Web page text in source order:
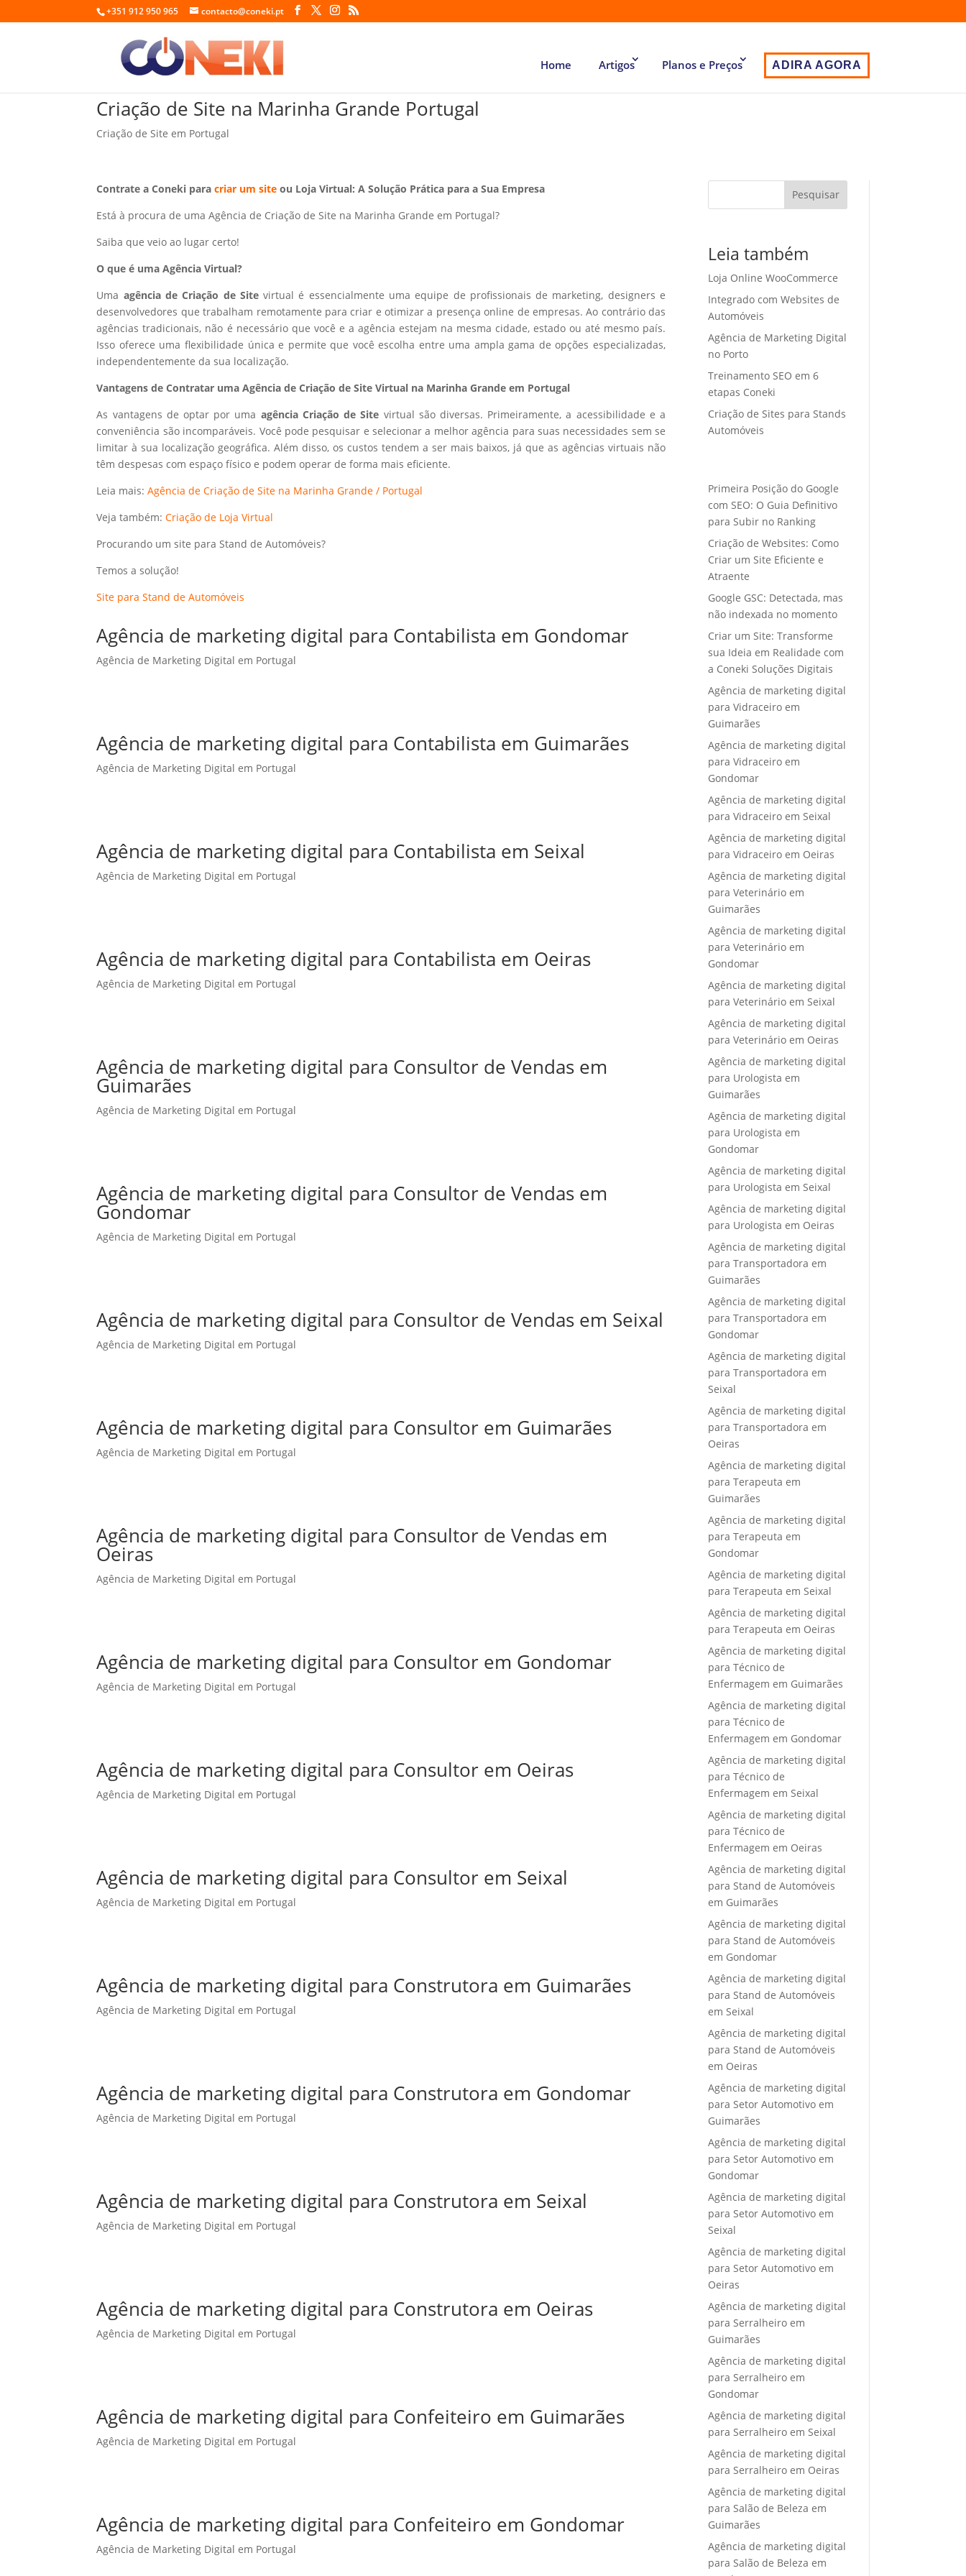
+351 912 950 965 contacto@coneki.pt
Home Artigos Planos e Preços ADIRA AGORA
Criação de Site na Marinha Grande Portugal
Criação de Site em Portugal
Contrate a Coneki paracriar um site ou Loja Virtual: A Solução Prática para a Sua Empresa
Está à procura de uma Agência de Criação de Site na Marinha Grande em Portugal?
Saiba que veio ao lugar certo!
O que é uma Agência Virtual?
Uma agência de Criação de Sitevirtual é essencialmente uma equipe de profissionais de marketing, designers e
desenvolvedores que trabalham remotamente para criar e otimizar a presença online de empresas. Ao contrário das
agências tradicionais, não é necessário que você e a agência estejam na mesma cidade, estado ou até mesmo país.
Isso oferece uma flexibilidade única e permite que você escolha entre uma ampla gama de opções especializadas,
independentemente da sua localização.
Vantagens de Contratar uma Agência de Criação de Site Virtual na Marinha Grande em Portugal
As vantagens de optar por uma agência Criação de Site virtual são diversas. Primeiramente, a acessibilidade e a
conveniência são incomparáveis. Você pode pesquisar e selecionar a melhor agência para suas necessidades sem se
limitar à sua localização geográfica. Além disso, os custos tendem a ser mais baixos, já que as agências virtuais não
têm despesas com espaço físico e podem operar de forma mais eficiente.
Leia mais:Agência de Criação de Site na Marinha Grande / Portugal
Veja também:Criação de Loja Virtual
Procurando um site para Stand de Automóveis?
Temos a solução!
Site para Stand de Automóveis
Agência de marketing digital para Contabilista em Gondomar
Agência de Marketing Digital em Portugal
Agência de marketing digital para Contabilista em Guimarães
Agência de Marketing Digital em Portugal
Agência de marketing digital para Contabilista em Seixal
Agência de Marketing Digital em Portugal
Agência de marketing digital para Contabilista em Oeiras
Agência de Marketing Digital em Portugal
Agência de marketing digital para Consultor de Vendas em
Guimarães
Agência de Marketing Digital em Portugal
Agência de marketing digital para Consultor de Vendas em
Gondomar
Agência de Marketing Digital em Portugal
Agência de marketing digital para Consultor de Vendas em Seixal
Agência de Marketing Digital em Portugal
Agência de marketing digital para Consultor em Guimarães
Agência de Marketing Digital em Portugal
Agência de marketing digital para Consultor de Vendas em
Oeiras
Agência de Marketing Digital em Portugal
Agência de marketing digital para Consultor em Gondomar
Agência de Marketing Digital em Portugal
Agência de marketing digital para Consultor em Oeiras
Agência de Marketing Digital em Portugal
Agência de marketing digital para Consultor em Seixal
Agência de Marketing Digital em Portugal
Agência de marketing digital para Construtora em Guimarães
Agência de Marketing Digital em Portugal
Agência de marketing digital para Construtora em Gondomar
Agência de Marketing Digital em Portugal
Agência de marketing digital para Construtora em Seixal
Agência de Marketing Digital em Portugal
Agência de marketing digital para Construtora em Oeiras
Agência de Marketing Digital em Portugal
Agência de marketing digital para Confeiteiro em Guimarães
Agência de Marketing Digital em Portugal
Agência de marketing digital para Confeiteiro em Gondomar
Agência de Marketing Digital em Portugal
Pesquisar
Leia também
Loja Online WooCommerce
Integrado com Websites de
Automóveis
Agência de Marketing Digital
no Porto
Treinamento SEO em 6
etapas Coneki
Criação de Sites para Stands
Automóveis
Primeira Posição do Google
com SEO: O Guia Definitivo
para Subir no Ranking
Criação de Websites: Como
Criar um Site Eficiente e
Atraente
Google GSC: Detectada, mas
não indexada no momento
Criar um Site: Transforme
sua Ideia em Realidade com
a Coneki Soluções Digitais
Agência de marketing digital
para Vidraceiro em
Guimarães
Agência de marketing digital
para Vidraceiro em
Gondomar
Agência de marketing digital
para Vidraceiro em Seixal
Agência de marketing digital
para Vidraceiro em Oeiras
Agência de marketing digital
para Veterinário em
Guimarães
Agência de marketing digital
para Veterinário em
Gondomar
Agência de marketing digital
para Veterinário em Seixal
Agência de marketing digital
para Veterinário em Oeiras
Agência de marketing digital
para Urologista em
Guimarães
Agência de marketing digital
para Urologista em
Gondomar
Agência de marketing digital
para Urologista em Seixal
Agência de marketing digital
para Urologista em Oeiras
Agência de marketing digital
para Transportadora em
Guimarães
Agência de marketing digital
para Transportadora em
Gondomar
Agência de marketing digital
para Transportadora em
Seixal
Agência de marketing digital
para Transportadora em
Oeiras
Agência de marketing digital
para Terapeuta em
Guimarães
Agência de marketing digital
para Terapeuta em
Gondomar
Agência de marketing digital
para Terapeuta em Seixal
Agência de marketing digital
para Terapeuta em Oeiras
Agência de marketing digital
para Técnico de
Enfermagem em Guimarães
Agência de marketing digital
para Técnico de
Enfermagem em Gondomar
Agência de marketing digital
para Técnico de
Enfermagem em Seixal
Agência de marketing digital
para Técnico de
Enfermagem em Oeiras
Agência de marketing digital
para Stand de Automóveis
em Guimarães
Agência de marketing digital
para Stand de Automóveis
em Gondomar
Agência de marketing digital
para Stand de Automóveis
em Seixal
Agência de marketing digital
para Stand de Automóveis
em Oeiras
Agência de marketing digital
para Setor Automotivo em
Guimarães
Agência de marketing digital
para Setor Automotivo em
Gondomar
Agência de marketing digital
para Setor Automotivo em
Seixal
Agência de marketing digital
para Setor Automotivo em
Oeiras
Agência de marketing digital
para Serralheiro em
Guimarães
Agência de marketing digital
para Serralheiro em
Gondomar
Agência de marketing digital
para Serralheiro em Seixal
Agência de marketing digital
para Serralheiro em Oeiras
Agência de marketing digital
para Salão de Beleza em
Guimarães
Agência de marketing digital
para Salão de Beleza em